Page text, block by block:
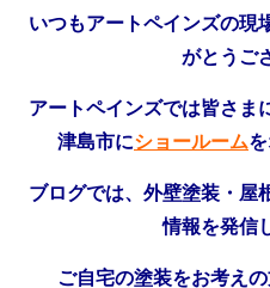
いつもアートペインズの現
がとうご
アートペインズでは皆さま
津島市にショールーム
ブログでは、外壁塗装・屋
情報を発信
ご自宅の塗装をお考え